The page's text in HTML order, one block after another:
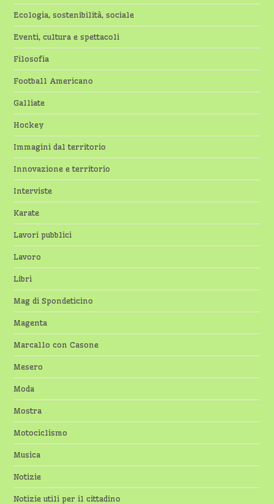
Ecologia, sostenibilità, sociale
Eventi, cultura e spettacoli
Filosofia
Football Americano
Galliate
Hockey
Immagini dal territorio
Innovazione e territorio
Interviste
Karate
Lavori pubblici
Lavoro
Libri
Mag di Spondeticino
Magenta
Marcallo con Casone
Mesero
Moda
Mostra
Motociclismo
Musica
Notizie
Notizie utili per il cittadino